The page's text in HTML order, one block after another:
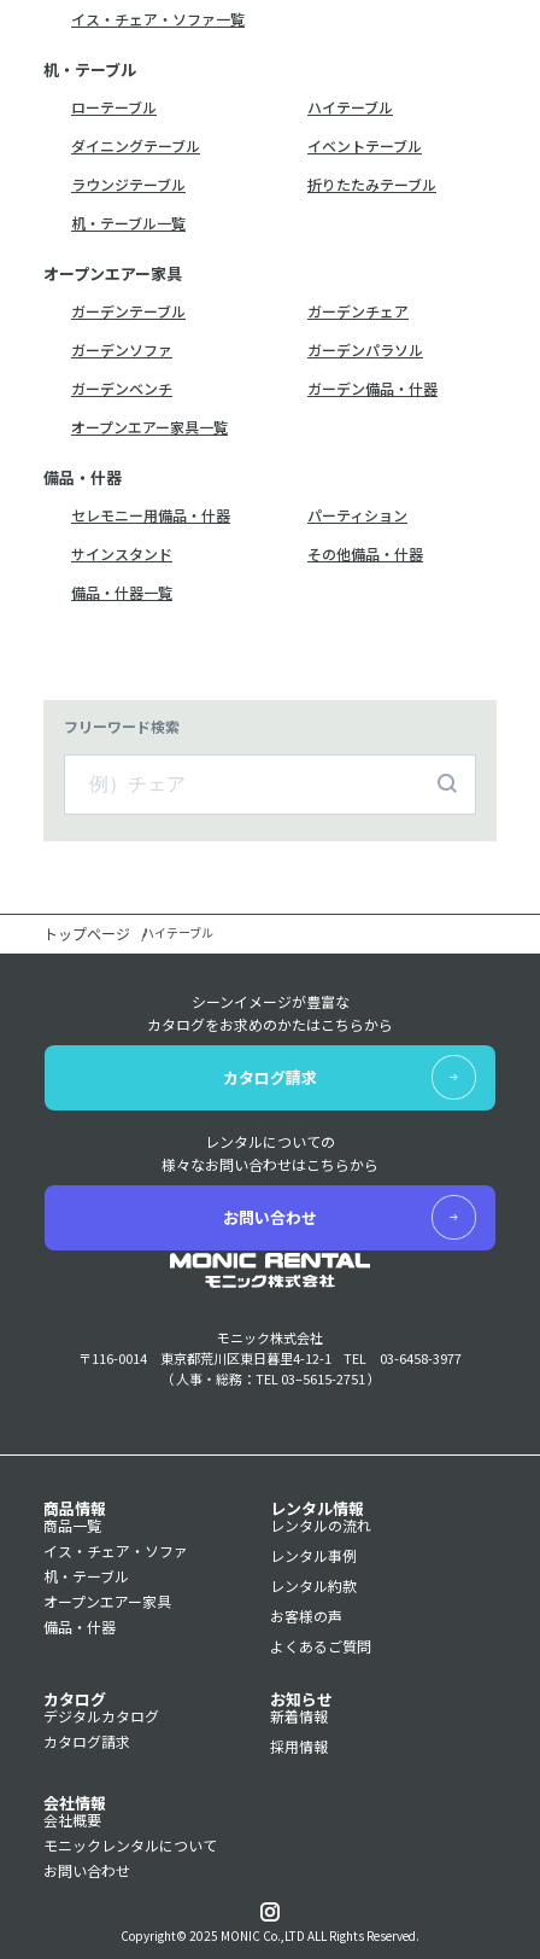
イス・チェア・ソファ一覧
机・テーブル
ローテーブル
ハイテーブル
ダイニングテーブル
イベントテーブル
ラウンジテーブル
折りたたみテーブル
机・テーブル一覧
オープンエアー家具
ガーデンテーブル
ガーデンチェア
ガーデンソファ
ガーデンパラソル
ガーデンベンチ
ガーデン備品・什器
オープンエアー家具一覧
備品・什器
セレモニー用備品・什器
パーティション
サインスタンド
その他備品・什器
備品・什器一覧
フリーワード検索
トップページ ハイテーブル
モニック株式会社
〒116-0014 東京都荒川区東日暮里4-12-1
TEL 03-6458-3977
（ 人事・総務：TEL 03–5615-2751 ）
シーンイメージが豊富な
カタログをお求めのかたはこちらから
カタログ請求
レンタルについての
様々なお問い合わせはこちらから
お問い合わせ
商品情報
商品一覧
イス・チェア・ソファ
机・テーブル
オープンエアー家具
備品・什器
レンタル情報
レンタルの流れ
レンタル事例
レンタル約款
お客様の声
よくあるご質問
カタログ
デジタルカタログ
カタログ請求
お知らせ
新着情報
採用情報
会社情報
会社概要
モニックレンタルについて
お問い合わせ
Copyright© 2025 MONIC Co.,LTD ALL Rights Reserved.